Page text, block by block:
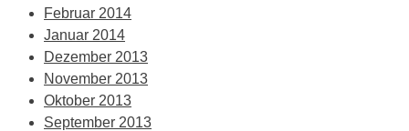
Februar 2014
Januar 2014
Dezember 2013
November 2013
Oktober 2013
September 2013